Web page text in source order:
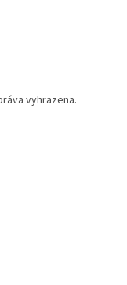
vyhrazena.